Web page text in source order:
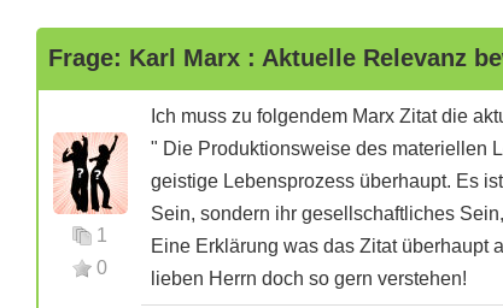
Frage: Karl Marx : Aktuelle Relevanz
1
0
Ich muss zu folgendem Marx Zitat die
" Die Produktionsweise des materiellen
geistige Lebensprozess überhaupt. Es
Sein, sondern ihr gesellschaftliches
Eine Erklärung was das Zitat überhaupt
lieben Herrn doch so gern verstehen!